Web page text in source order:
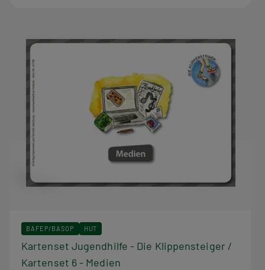
BAFEP/BASOP HUT
Kartenset Jugendhilfe - Die Klippensteiger /
Kartenset 6 - Medien